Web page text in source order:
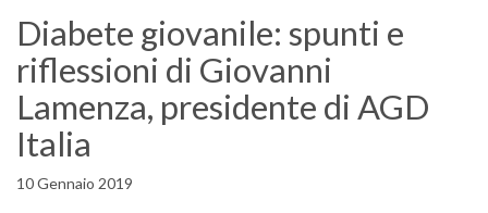
Diabete giovanile: spunti e
riflessioni di Giovanni
Lamenza, presidente di AGD
Italia
10 Gennaio 2019